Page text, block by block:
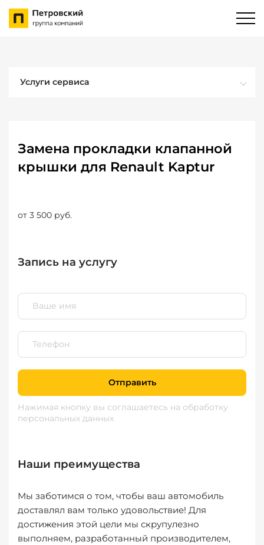
Услуги сервиса
Замена прокладки клапанной
крышки для Renault Kaptur
от 3 500 руб.
Запись на услугу
Отправить
Нажимая кнопку вы соглашаетесь на обработку
персональных данных
Наши преимущества
Мы заботимся о том, чтобы ваш автомобиль
доставлял вам только удовольствие! Для
достижения этой цели мы скрупулезно
выполняем, разработанный производителем,